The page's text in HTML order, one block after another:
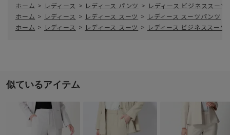
ホーム > レディース > レディース パンツ > レディース ビジネススーツ
ホーム > レディース > レディース スーツ > レディース スーツパンツ
ホーム > レディース > レディース スーツ > レディース ビジネススーツ